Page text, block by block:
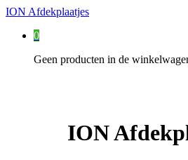
ION Afdekplaatjes
0
Geen producten in de
ION